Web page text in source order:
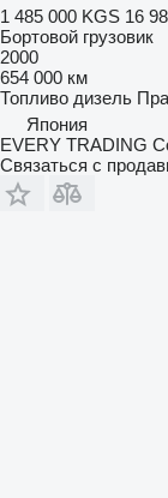
1 485 000 KGS 16
Бортовой грузовик
2000
654 000 км
Топливо дизель
Япония
EVERY TRADING
Связаться с